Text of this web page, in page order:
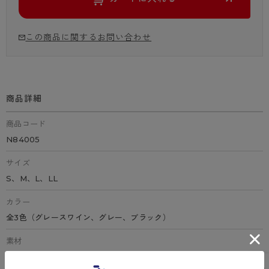
この商品に関するお問い合わせ
商品詳細
商品コード
N84005
サイズ
S、M、L、LL
カラー
全3色（グレースワイン、グレー、ブラック）
素材